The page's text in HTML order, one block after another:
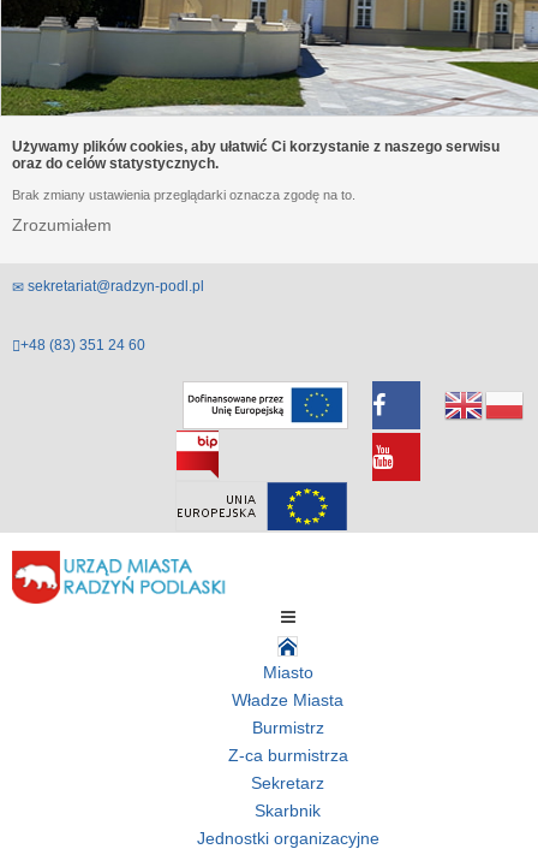
Używamy plików cookies, aby ułatwić Ci korzystanie z naszego serwisu
oraz do celów statystycznych.
Brak zmiany ustawienia przeglądarki oznacza zgodę na to.
Zrozumiałem
sekretariat@radzyn-podl.pl
+48 (83) 351 24 60
Miasto
Władze Miasta
Burmistrz
Z-ca burmistrza
Sekretarz
Skarbnik
Jednostki organizacyjne